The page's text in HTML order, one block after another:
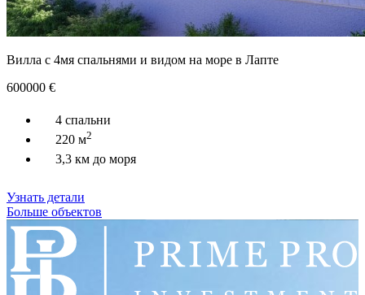
Вилла с 4мя спальнями и видом на море в Лапте
600000 €
4 спальни
220 м2
3,3 км до моря
Узнать детали
Больше объектов